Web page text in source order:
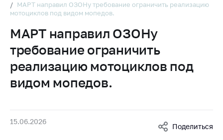
Законодательство
Антикоррупционная
деятельность
Общественно-
консультативный
совет
Награждения
МАРТ направил ОЗОНу требование ограничить реализацию
мотоциклов под видом мопедов.
МАРТ направил ОЗОНу
требование ограничить
реализацию мотоциклов под
видом мопедов.
15.06.2026
Поделиться